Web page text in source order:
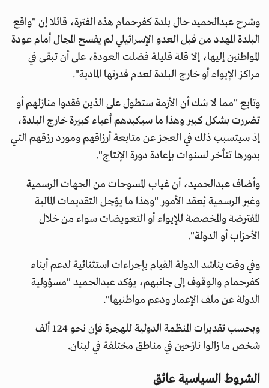
وشرح عبدالحميد حال بلدة كفرحمام هذه الفترة، قائلا إن "واقع
البلدة المهدد من قبل العدو الإسرائيلي لم يفسح المجال أمام عودة
المواطنين إليها، إلا قلة قليلة فضلت العودة، على أن تبقى في
مراكز الإيواء أو خارج البلدة لعدم قدرتها المادية".
وتابع "مما لا شك أن الأزمة ستطول على الذين فقدوا منازلهم أو
تضررت بشكل كبير وهذا ما سيكبدهم أعباء كبيرة خارج البلدة،
إذ سيتسبب ذلك في العجز عن متابعة أرزاقهم ومورد رزقهم التي
بدورها تتأخر لسنوات بإعادة دورة الإنتاج".
وأضاف عبدالحميد، أن غياب المسوحات من الجهات الرسمية
وغير الرسمية يُعقد الأمور "وهذا ما يؤجل التقديمات المالية
المفترضة والمخصصة للإيواء أو التعويضات سواء من خلال
الأحزاب أو الدولة".
وفي وقت يناشد الدولة القيام بإجراءات استثنائية لدعم أبناء
كفرحمام والوقوف إلى جانبهم، يؤكد عبدالحميد "مسؤولية
الدولة عن ملف الإعمار ودعم مواطنيها".
وبحسب تقديرات المنظمة الدولية للهجرة فإن نحو 124 ألف
شخص ما زالوا نازحين في مناطق مختلفة في لبنان.
الشروط السياسية عائق